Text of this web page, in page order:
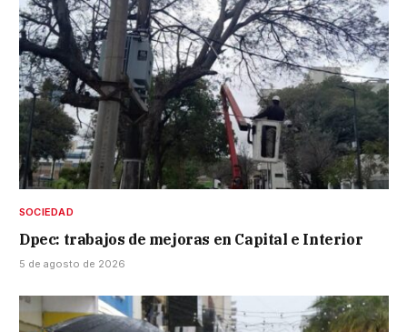
SOCIEDAD
Dpec: trabajos de mejoras en Capital e Interior
5 de agosto de 2026